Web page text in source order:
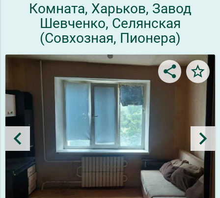
Комната, Харьков, Завод
Шевченко, Селянская
(Совхозная, Пионера)
share star_border
keyboard_arrow_left keyboard_arrow_right